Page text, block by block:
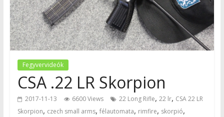
Fegyvervideók
CSA .22 LR Skorpion
2017-11-13 6600 Views 22 Long Rifle, 22 lr, CSA 22 LR
Skorpion, czech small arms, félautomata, rimfire, skorpió,